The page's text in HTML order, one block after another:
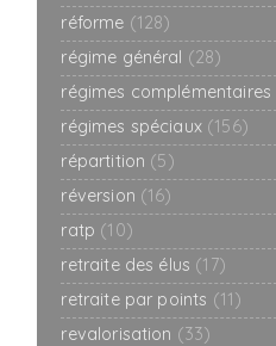
réforme (128)
régime général (28)
régimes complémentaires
régimes spéciaux (156)
répartition (5)
réversion (16)
ratp (10)
retraite des élus (17)
retraite par points (11)
revalorisation (33)